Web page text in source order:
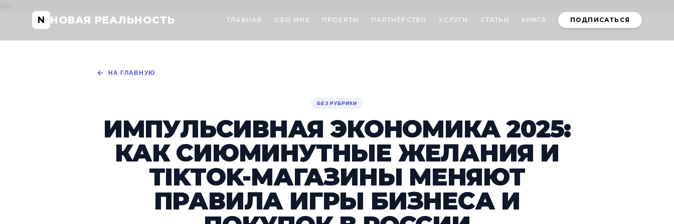
-->
N НОВАЯ РЕАЛЬНОСТЬ ГЛАВНАЯ ОБО МНЕ ПРОЕКТЫ ПАРТНЁРСТВО УСЛУГИ СТАТЬИ КНИГА ПОДПИСАТЬСЯ
НА ГЛАВНУЮ
БЕЗ РУБРИКИ
ИМПУЛЬСИВНАЯ ЭКОНОМИКА 2025:
КАК СИЮМИНУТНЫЕ ЖЕЛАНИЯ И
TIKTOK-МАГАЗИНЫ МЕНЯЮТ
ПРАВИЛА ИГРЫ БИЗНЕСА И